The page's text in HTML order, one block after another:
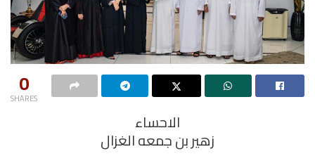
0
SHARES
الاحساء
زهير بن جمعه الغزال